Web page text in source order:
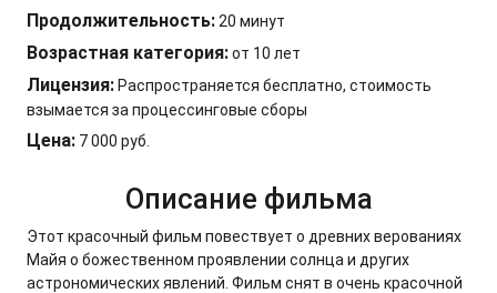
Продолжительность: 20 минут
Возрастная категория:от 10 лет
Лицензия:Распространяется бесплатно, стоимость
взымается за процессинговые сборы
Цена: 7 000 руб.
Описание фильма
Этот красочный фильм повествует о древних верованиях
Майя о божественном проявлении солнца и других
астрономических явлений. Фильм снят в очень красочной